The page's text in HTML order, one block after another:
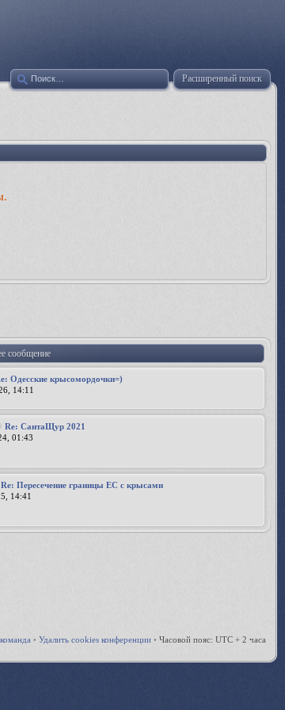
Расширенный поиск
сообщение
Одесские крысомордочки=)
14:11
Re: СантаЩур 2021
01:43
Re: Пересечение границы ЕС с крысами
14:41
• Удалить cookies конференции • Часовой пояс: UTC + 2 часа